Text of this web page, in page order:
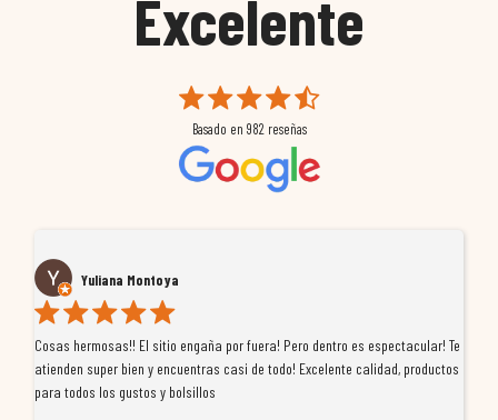
Excelente
Basado en 982 reseñas
Yuliana Montoya
Cosas hermosas!! El sitio engaña por fuera! Pero dentro es espectacular! Te
atienden super bien y encuentras casi de todo! Excelente calidad, productos
para todos los gustos y bolsillos